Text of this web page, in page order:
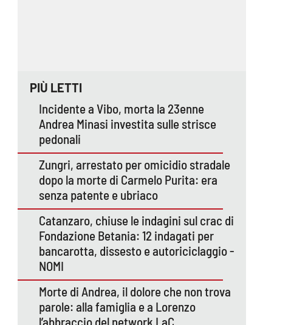
PIÙ LETTI
Incidente a Vibo, morta la 23enne
Andrea Minasi investita sulle strisce
pedonali
Zungri, arrestato per omicidio stradale
dopo la morte di Carmelo Purita: era
senza patente e ubriaco
Catanzaro, chiuse le indagini sul crac di
Fondazione Betania: 12 indagati per
bancarotta, dissesto e autoriciclaggio -
NOMI
Morte di Andrea, il dolore che non trova
parole: alla famiglia e a Lorenzo
l’abbraccio del network LaC